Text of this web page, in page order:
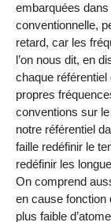
embarquées
conventionnelle,
retard, car les
l’on nous dit, en
chaque
propres
conventions sur
notre référentiel
faille redéfinir le
redéfinir les
On comprend
en cause fonction
plus faible